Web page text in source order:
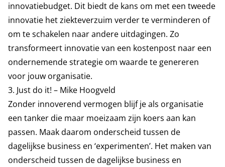
innovatiebudget. Dit biedt de kans om met een tweede
innovatie het ziekteverzuim verder te verminderen of
om te schakelen naar andere uitdagingen. Zo
transformeert innovatie van een kostenpost naar een
ondernemende strategie om waarde te genereren
voor jouw organisatie.
3. Just do it! – Mike Hoogveld
Zonder innoverend vermogen blijf je als organisatie
een tanker die maar moeizaam zijn koers aan kan
passen. Maak daarom onderscheid tussen de
dagelijkse business en ‘experimenten’. Het maken van
onderscheid tussen de dagelijkse business en